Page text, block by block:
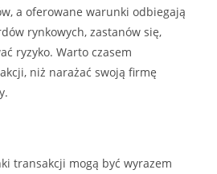
a oferowane warunki odbiegają
rynkowych, zastanów się,
ryzyko. Warto czasem
niż narażać swoją firmę
transakcji mogą być wyrazem